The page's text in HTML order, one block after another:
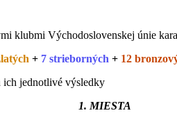
klubmi Východoslovenskej únie
+ 7 strieborných + 12
ich jednotlivé výsledky
1. MIESTA